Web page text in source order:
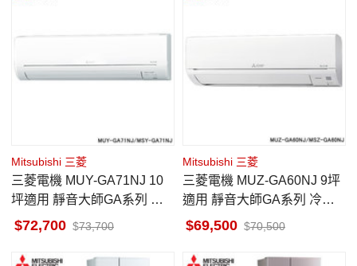
Mitsubishi 三菱
三菱電機 MUY-GA71NJ 10
坪適用 靜音大師GA系列 冷
專 空調 MSY-GA71NJ
72,700 73,700
Mitsubishi 三菱
三菱電機 MUZ-GA60NJ 9坪
適用 靜音大師GA系列 冷暖
空調 MSZ-GA60NJ
69,500 70,500